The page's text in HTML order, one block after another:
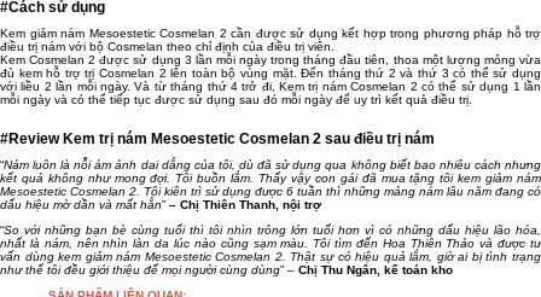
#Cách sử dụng
Kem giảm nám Mesoestetic Cosmelan 2 cần được sử dụng kết hợp trong phương pháp hỗ trợ
điều trị nám với bộ Cosmelan theo chỉ định của điều trị viên.
Kem Cosmelan 2 được sử dụng 3 lần mỗi ngày trong tháng đầu tiên, thoa một lượng mỏng vừa
đủ kem hỗ trợ trị Cosmelan 2 lên toàn bộ vùng mặt. Đến tháng thứ 2 và thứ 3 có thể sử dụng
với liều 2 lần mỗi ngày. Và từ tháng thứ 4 trở đi, Kem trị nám Cosmelan 2 có thể sử dụng 1 lần
mỗi ngày và có thể tiếp tục được sử dụng sau đó mỗi ngày để uy trì kết quả điều trị.
#Review Kem trị nám Mesoestetic Cosmelan 2 sau điều trị nám
“Nám luôn là nỗi ám ảnh dai dẳng của tôi, dù đã sử dụng qua không biết bao nhiêu cách nhưng
kết quả không như mong đợi. Tôi buồn lắm. Thấy vậy con gái đã mua tặng tôi kem giảm nám
Mesoestetic Cosmelan 2. Tôi kiên trì sử dụng được 6 tuần thì những mảng nám lâu năm đang có
dấu hiệu mờ dần và mất hẳn” – Chị Thiên Thanh, nội trợ
“So với những bạn bè cùng tuổi thì tôi nhìn trông lớn tuổi hơn vì có những dấu hiệu lão hóa,
nhất là nám, nên nhìn làn da lúc nào cũng sạm màu. Tôi tìm đến Hoa Thiên Thảo và được tư
vấn dùng kem giảm nám Mesoestetic Cosmelan 2. Thật sự có hiệu quả lắm, giờ ai bị tình trạng
như thế tôi đều giới thiệu để mọi người cùng dùng” – Chị Thu Ngân, kế toán kho